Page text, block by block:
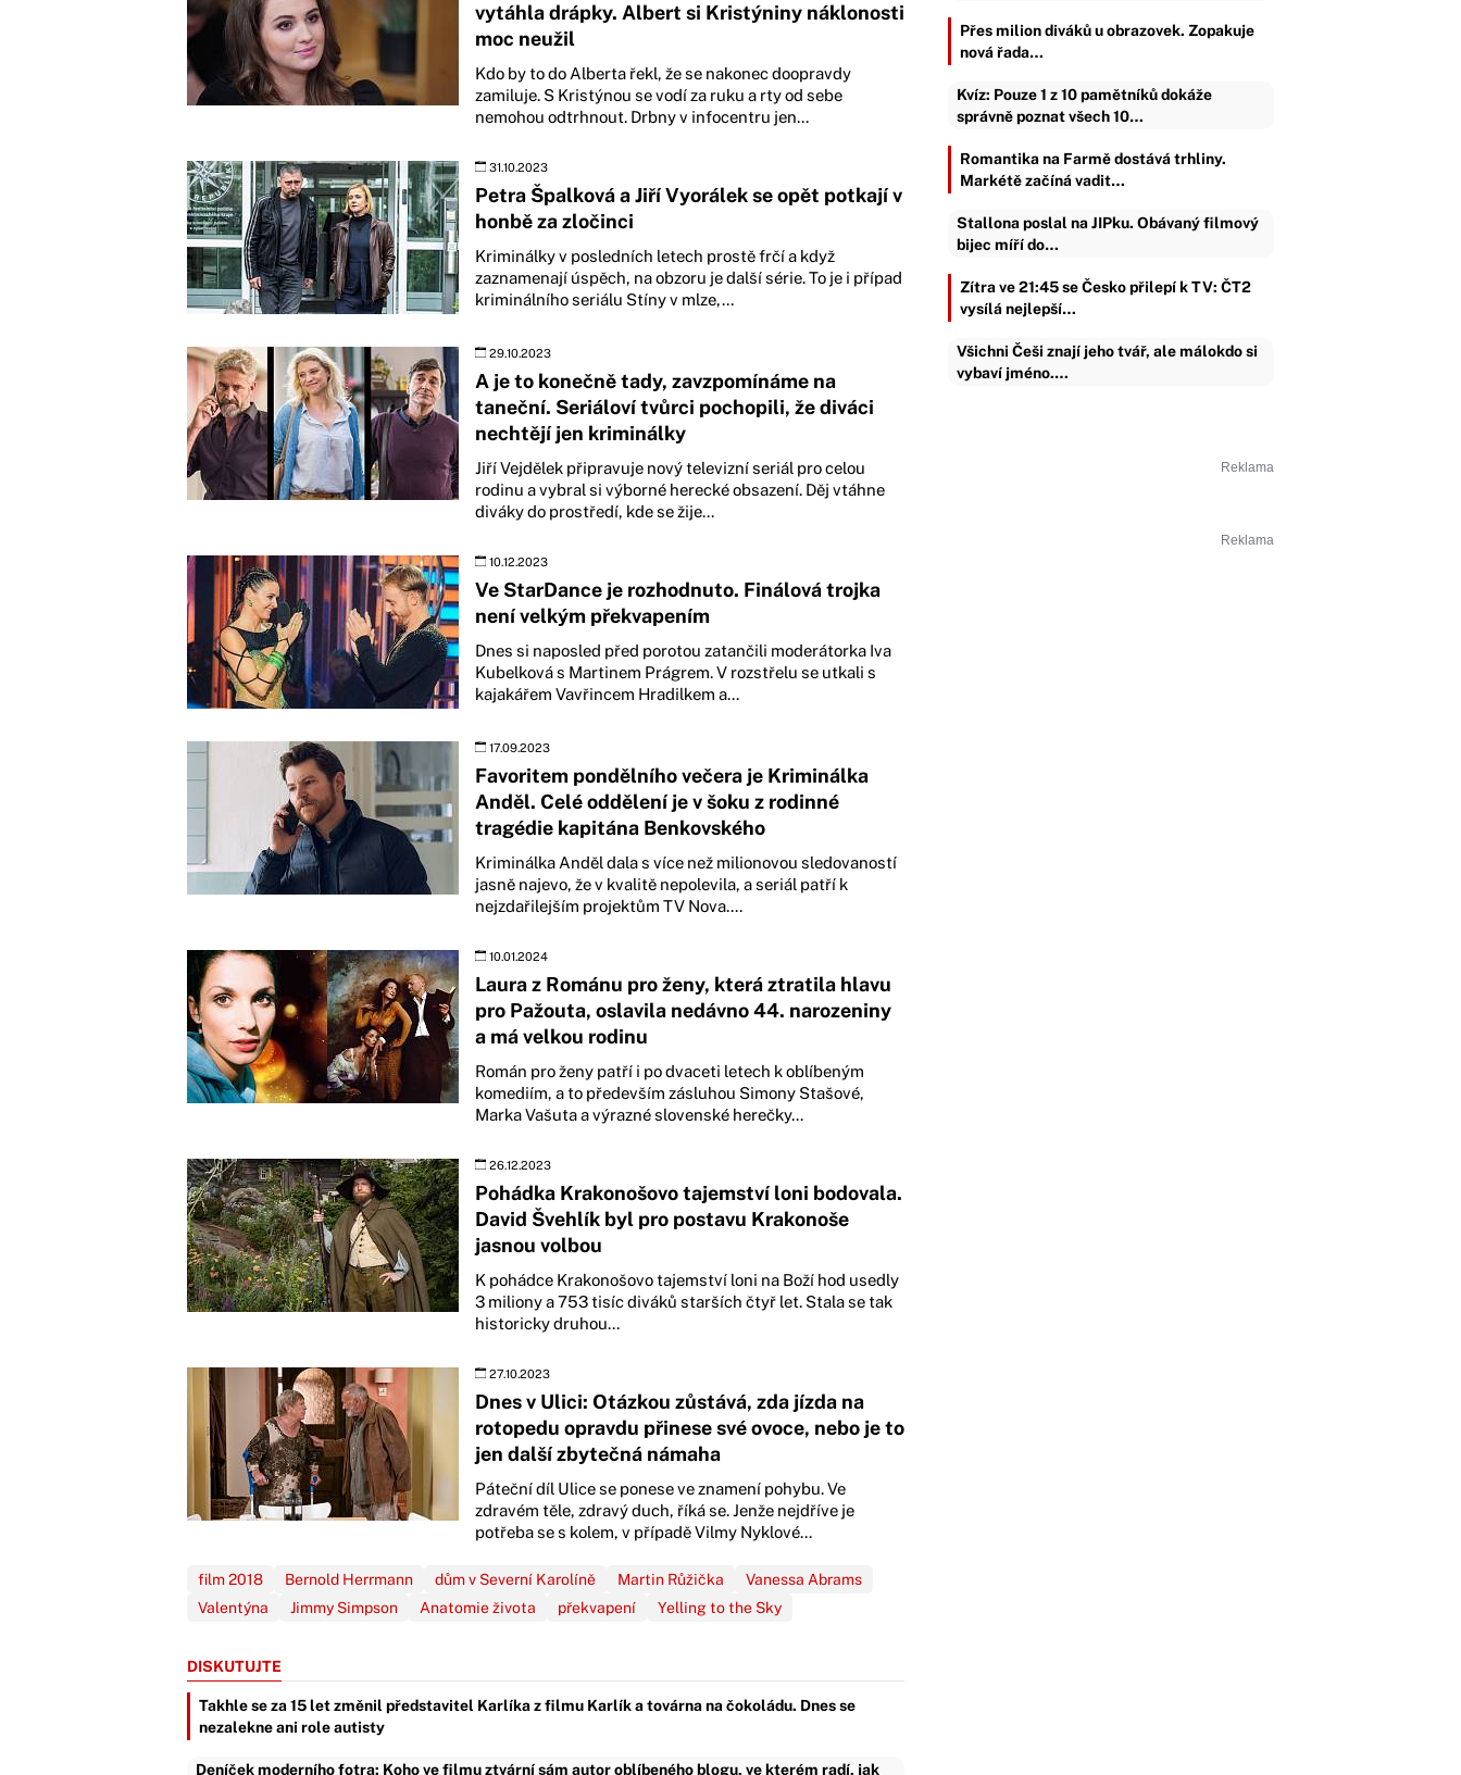
vytáhla drápky. Albert si Kristýniny náklonosti
moc neužil
Kdo by to do Alberta řekl, že se nakonec doopravdy
zamiluje. S Kristýnou se vodí za ruku a rty od sebe
nemohou odtrhnout. Drbny v infocentru jen...
31.10.2023
Petra Špalková a Jiří Vyorálek se opět potkají v
honbě za zločinci
Kriminálky v posledních letech prostě frčí a když
zaznamenají úspěch, na obzoru je další série. To je i případ
kriminálního seriálu Stíny v mlze,...
29.10.2023
A je to konečně tady, zavzpomínáme na
taneční. Seriáloví tvůrci pochopili, že diváci
nechtějí jen kriminálky
Jiří Vejdělek připravuje nový televizní seriál pro celou
rodinu a vybral si výborné herecké obsazení. Děj vtáhne
diváky do prostředí, kde se žije...
10.12.2023
Ve StarDance je rozhodnuto. Finálová trojka
není velkým překvapením
Dnes si naposled před porotou zatančili moderátorka Iva
Kubelková s Martinem Prágrem. V rozstřelu se utkali s
kajakářem Vavřincem Hradilkem a...
17.09.2023
Favoritem pondělního večera je Kriminálka
Anděl. Celé oddělení je v šoku z rodinné
tragédie kapitána Benkovského
Kriminálka Anděl dala s více než milionovou sledovaností
jasně najevo, že v kvalitě nepolevila, a seriál patří k
nejzdařilejším projektům TV Nova....
10.01.2024
Laura z Románu pro ženy, která ztratila hlavu
pro Pažouta, oslavila nedávno 44. narozeniny
a má velkou rodinu
Román pro ženy patří i po dvaceti letech k oblíbeným
komediím, a to především zásluhou Simony Stašové,
Marka Vašuta a výrazné slovenské herečky...
26.12.2023
Pohádka Krakonošovo tajemství loni bodovala.
David Švehlík byl pro postavu Krakonoše
jasnou volbou
K pohádce Krakonošovo tajemství loni na Boží hod usedly
3 miliony a 753 tisíc diváků starších čtyř let. Stala se tak
historicky druhou...
27.10.2023
Dnes v Ulici: Otázkou zůstává, zda jízda na
rotopedu opravdu přinese své ovoce, nebo je to
jen další zbytečná námaha
Páteční díl Ulice se ponese ve znamení pohybu. Ve
zdravém těle, zdravý duch, říká se. Jenže nejdříve je
potřeba se s kolem, v případě Vilmy Nyklové...
film 2018 Bernold Herrmann dům v Severní Karolíně Martin Růžička
Vanessa Abrams
Valentýna
Jimmy Simpson Anatomie života překvapení Yelling to the Sky
DISKUTUJTE
Takhle se za 15 let změnil představitel Karlíka z filmu Karlík a továrna na čokoládu. Dnes se
nezalekne ani role autisty
Deníček moderního fotra: Koho ve filmu ztvární sám autor oblíbeného blogu, ve kterém radí, jak
Přes milion diváků u obrazovek. Zopakuje
nová řada…
Kvíz: Pouze 1 z 10 pamětníků dokáže
správně poznat všech 10…
Romantika na Farmě dostává trhliny.
Markétě začíná vadit…
Stallona poslal na JIPku. Obávaný filmový
bijec míří do…
Zítra ve 21:45 se Česko přilepí k TV: ČT2
vysílá nejlepší…
Všichni Češi znají jeho tvář, ale málokdo si
vybaví jméno.…